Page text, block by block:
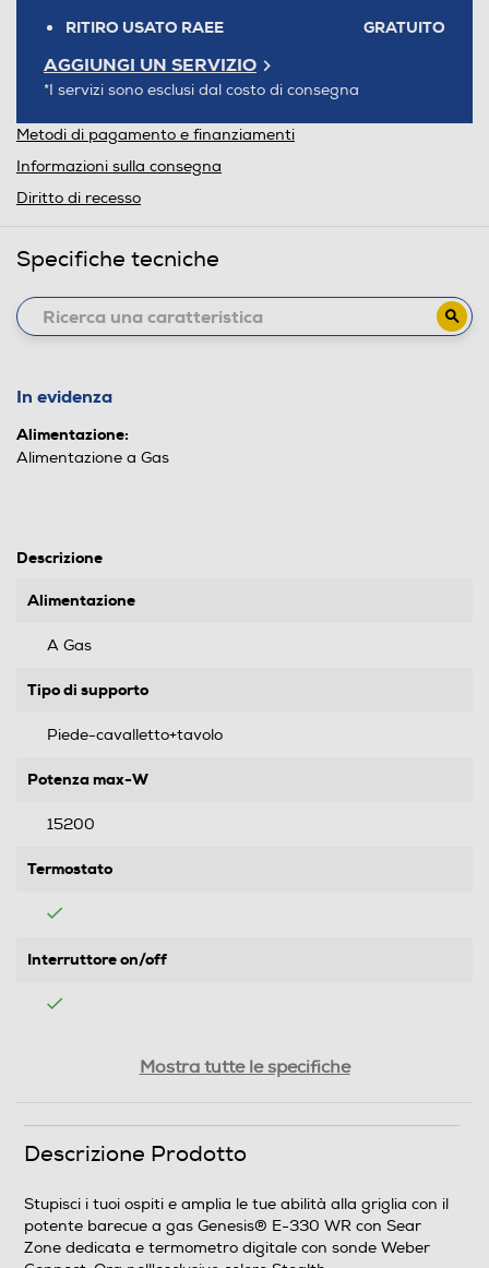
RITIRO USATO RAEE GRATUITO
AGGIUNGI UN SERVIZIO
*I servizi sono esclusi dal costo di consegna
Metodi di pagamento e finanziamenti
Informazioni sulla consegna
Diritto di recesso
Specifiche tecniche
In evidenza
Alimentazione:
Alimentazione a Gas
Descrizione
Alimentazione
A Gas
Tipo di supporto
Piede-cavalletto+tavolo
Potenza max-W
15200
Termostato
Interruttore on/off
tavolini laterali
Griglia regolabile
Mostra tutte le specifiche
Descrizione Prodotto
Stupisci i tuoi ospiti e amplia le tue abilità alla griglia con il
potente barecue a gas Genesis® E-330 WR con Sear
Zone dedicata e termometro digitale con sonde Weber